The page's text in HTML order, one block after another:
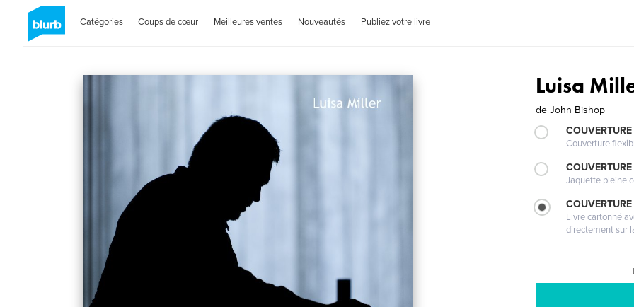
Catégories Coups de cœur Meilleures ventes Nouveautés Publiez votre livre
Luisa
de John Bishop
Couverture
Jaquette pleine
Livre cartonné
directement sur